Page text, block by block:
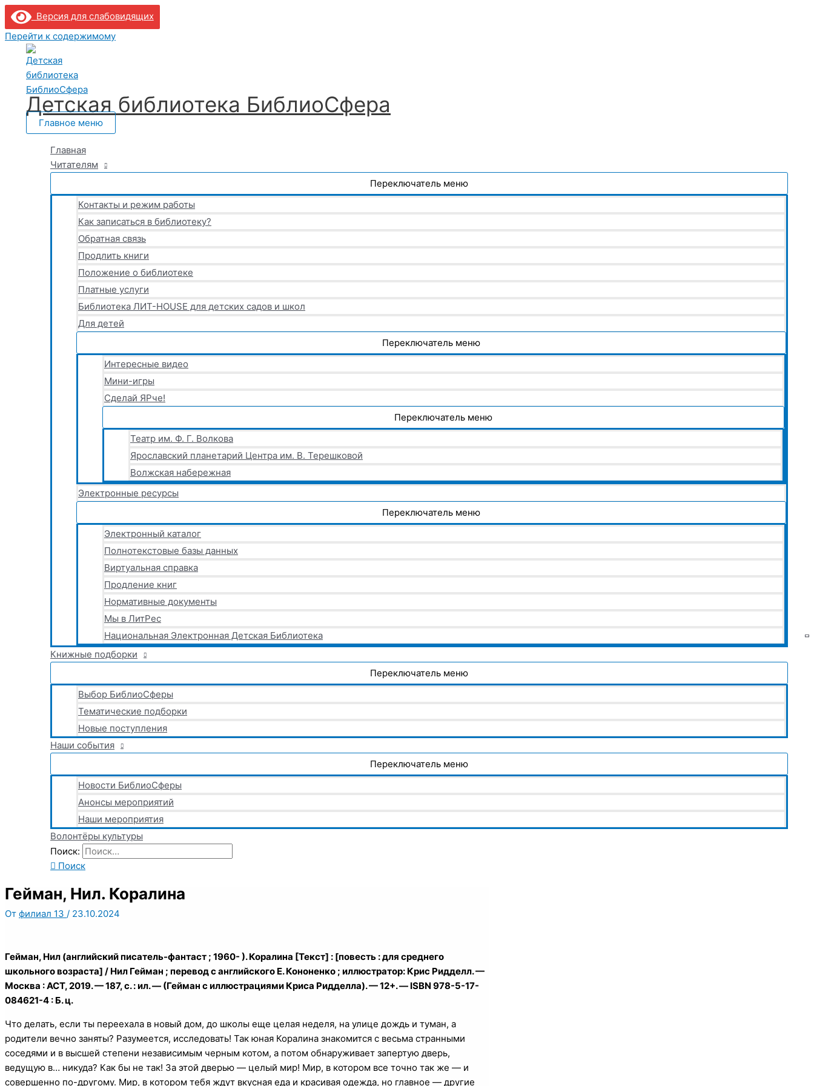
Версия для слабовидящих
Перейти к содержимому
Детская библиотека БиблиоСфера
Главное меню
Главная
Читателям
Переключатель меню
Контакты и режим работы
Как записаться в библиотеку?
Обратная связь
Продлить книги
Положение о библиотеке
Платные услуги
Библиотека ЛИТ-HOUSE для детских садов и школ
Для детей
Переключатель меню
Интересные видео
Мини-игры
Сделай ЯРче!
Переключатель меню
Театр им. Ф. Г. Волкова
Ярославский планетарий Центра им. В. Терешковой
Волжская набережная
Электронные ресурсы
Переключатель меню
Электронный каталог
Полнотекстовые базы данных
Виртуальная справка
Продление книг
Нормативные документы
Мы в ЛитРес
Национальная Электронная Детская Библиотека
Книжные подборки
Переключатель меню
Выбор БиблиоСферы
Тематические подборки
Новые поступления
Наши события
Переключатель меню
Новости БиблиоСферы
Анонсы мероприятий
Наши мероприятия
Волонтёры культуры
Поиск:
Поиск
Гейман, Нил. Коралина
От филиал 13 / 23.10.2024
Гейман, Нил (английский писатель-фантаст ; 1960- ). Коралина [Текст] : [повесть : для среднего
школьного возраста] / Нил Гейман ; перевод с английского Е. Кононенко ; иллюстратор: Крис Ридделл. —
Москва : АСТ, 2019. — 187, с. : ил. — (Гейман с иллюстрациями Криса Ридделла). — 12+. — ISBN 978-5-17-
084621-4 : Б. ц.
Что делать, если ты переехала в новый дом, до школы еще целая неделя, на улице дождь и туман, а
родители вечно заняты? Разумеется, исследовать! Так юная Коралина знакомится с весьма странными
соседями и в высшей степени независимым черным котом, а потом обнаруживает запертую дверь,
ведущую в… никуда? Как бы не так! За этой дверью — целый мир! Мир, в котором все точно так же — и
совершенно по-другому. Мир, в котором тебя ждут вкусная еда и красивая одежда, но главное — другие